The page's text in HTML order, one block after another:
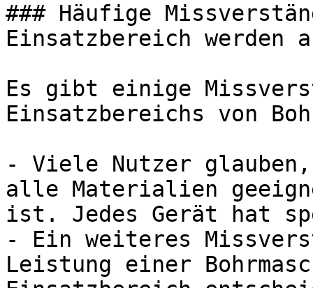
### Häufige
Einsatzbereich werden
Es gibt einige
Einsatzbereichs von
- Viele Nutzer
alle Materialien
ist. Jedes Gerät hat
- Ein weiteres
Leistung einer